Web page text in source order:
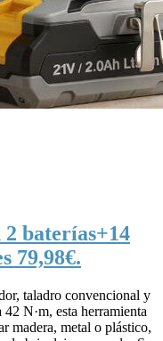
baterías+14
79,98€.
taladro convencional y
N·m, esta herramienta
madera, metal o plástico,